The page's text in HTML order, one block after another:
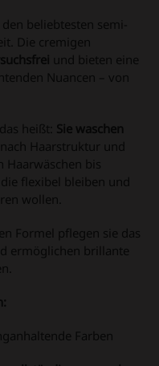
beliebtesten semi-
Die cremigen
und bieten eine
Nuancen – von
, das heißt: Sie waschen
nach Haarstruktur und
Haarwäschen bis
flexibel bleiben und
wollen.
Formel pflegen sie das
ermöglichen brillante
Farben